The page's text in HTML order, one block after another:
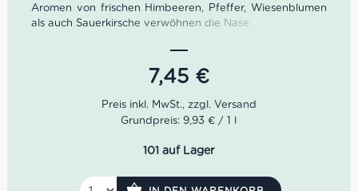
Aromen von frischen Himbeeren, Pfeffer, Wiesenblumen
als auch Sauerkirsche verwöhnen die Nase.
Himbeere, Pfeffer, Wiesenblume
fruchtig, würzig, konzentriert
Idealer Versandkarton: 21 Flaschen
7,45 €
Grundpreis: 9,93 € / 1 l
101 auf Lager